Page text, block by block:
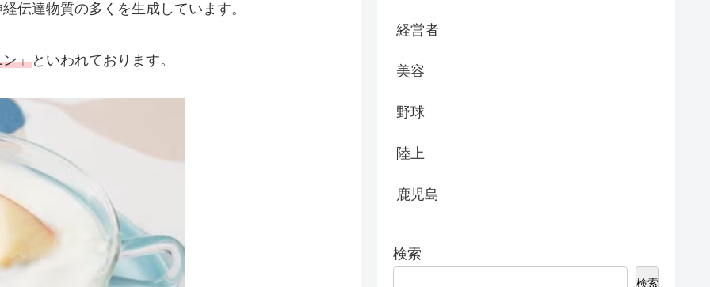
伝達物質の多くを生成しています。
ン」といわれております。
経営者
美容
野球
陸上
鹿児島
検索
検索